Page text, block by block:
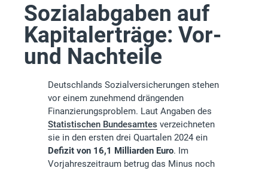
Sozialabgaben auf
Kapitalerträge: Vor-
und Nachteile
Deutschlands Sozialversicherungen stehen
vor einem zunehmend drängenden
Finanzierungsproblem. Laut Angaben des
Statistischen Bundesamtes verzeichneten
sie in den ersten drei Quartalen 2024 ein
Defizit von 16,1 Milliarden Euro. Im
Vorjahreszeitraum betrug das Minus noch